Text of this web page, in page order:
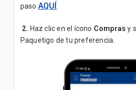
Inicial"
de tu celular funciona
paso AQUÍ
2. Haz clic en el ícono Compras y
Paquetigo de tu preferencia.